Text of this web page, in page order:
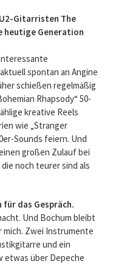
Gitarristen The
heutige Generation
spontan an Angine
schießen regelmäßig
Rhapsody“ 50-
kreative Reels
wie „Stranger
Sounds feiern. Und
großen Zulauf bei
noch teurer sind als
für das Gespräch.
Und Bochum bleibt
Zwei Instrumente
und ein
etwas über Depeche